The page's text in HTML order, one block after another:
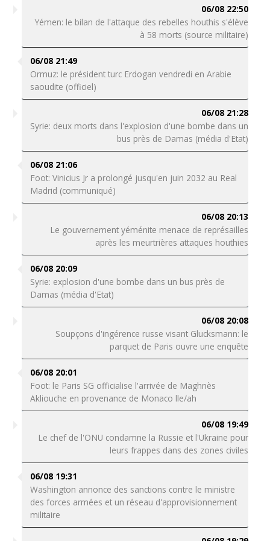
06/08 22:50
Yémen: le bilan de l'attaque des rebelles houthis s'élève
à 58 morts (source militaire)
06/08 21:49
Ormuz: le président turc Erdogan vendredi en Arabie
saoudite (officiel)
06/08 21:28
Syrie: deux morts dans l'explosion d'une bombe dans un
bus près de Damas (média d'Etat)
06/08 21:06
Foot: Vinicius Jr a prolongé jusqu'en juin 2032 au Real
Madrid (communiqué)
06/08 20:13
Le gouvernement yéménite menace de représailles
après les meurtrières attaques houthies
06/08 20:09
Syrie: explosion d'une bombe dans un bus près de
Damas (média d'Etat)
06/08 20:08
Soupçons d'ingérence russe visant Glucksmann: le
parquet de Paris ouvre une enquête
06/08 20:01
Foot: le Paris SG officialise l'arrivée de Maghnès
Akliouche en provenance de Monaco lle/ah
06/08 19:49
Le chef de l'ONU condamne la Russie et l'Ukraine pour
leurs frappes dans des zones civiles
06/08 19:31
Washington annonce des sanctions contre le ministre
des forces armées et un réseau d'approvisionnement
militaire